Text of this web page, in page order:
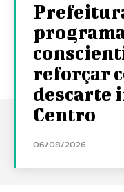
reforçar
descarte
Centro
06/08/2026